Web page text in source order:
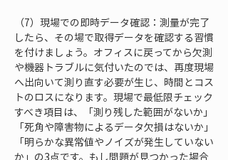
（7）現場での即時データ確認：測量が完了
したら、その場で取得データを確認する習慣
を付けましょう。オフィスに戻ってから欠測
や機器トラブルに気付いたのでは、再度現場
へ出向いて測り直す必要が生じ、時間とコス
トのロスになります。現場で最低限チェック
すべき項目は、「測り残した範囲がないか」
「死角や障害物によるデータ欠損はないか」
「明らかな異常値やノイズが発生していない
か」の3点です。もし問題が見つかった場合